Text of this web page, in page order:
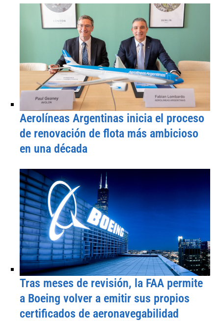
Aerolíneas Argentinas inicia el proceso
de renovación de flota más ambicioso
en una década
Tras meses de revisión, la FAA permite
a Boeing volver a emitir sus propios
certificados de aeronavegabilidad